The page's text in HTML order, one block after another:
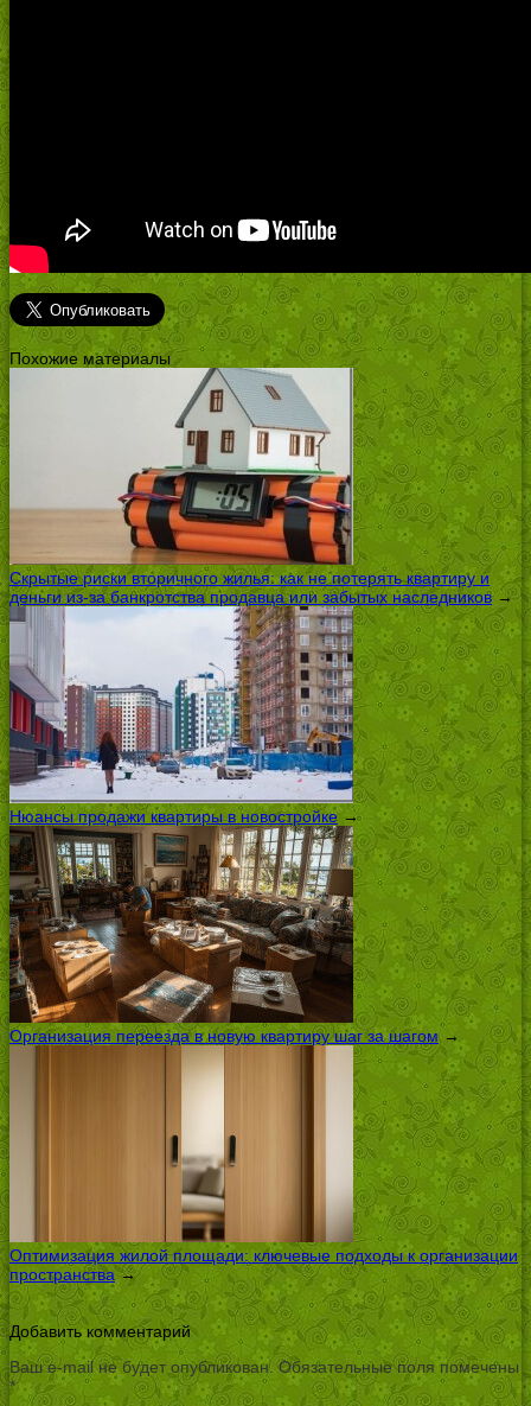
Похожие материалы
Скрытые риски вторичного жилья: как не потерять квартиру и
деньги из-за банкротства продавца или забытых наследников→
Нюансы продажи квартиры в новостройке →
Организация переезда в новую квартиру шаг за шагом→
Оптимизация жилой площади: ключевые подходы к организации
пространства→
Добавить комментарий
Ваш e-mail не будет опубликован. Обязательные поля помечены
*